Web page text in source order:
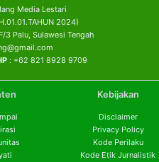
Media Lestari
2024)
3 Palu, Sulawesi Tengah
: +62 821 8928 9709
Kebijakan
Disclaimer
Privacy Policy
Kode Perilaku
Kode Etik Jurnalistik